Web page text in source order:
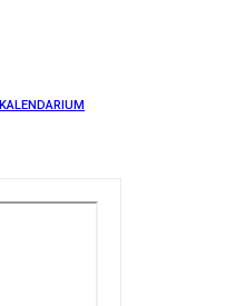
KALENDARIUM